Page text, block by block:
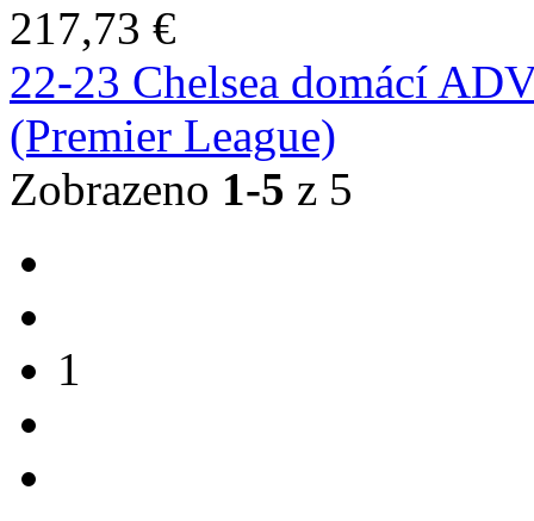
217,73 €
22-23 Chelsea domácí
(Premier League)
Zobrazeno 1-5 z 5
1